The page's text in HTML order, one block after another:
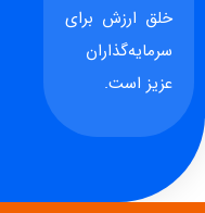
خلق ارزش برای
سرمایه‌گذاران
عزیز است.